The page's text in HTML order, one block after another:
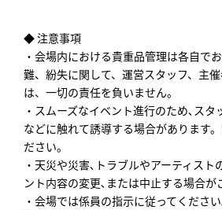
◆ 注意事項
・会場内における貴重品管理は各自で
難、紛失に関して、運営スタッフ、主
は、一切の責任を負いません。
・スムーズなイベント進行のため､ス
などに触れて誘導する場合があります
ださい。
・天災や災害､トラブルやアーティスト
ント内容の変更､または中止する場合が
・会場では係員の指示に従ってくださ